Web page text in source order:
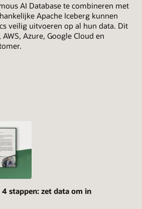
AI Database te combineren met
Apache Iceberg kunnen
veilig uitvoeren op al hun data. Dit
Azure, Google Cloud en
stappen: zet data om in